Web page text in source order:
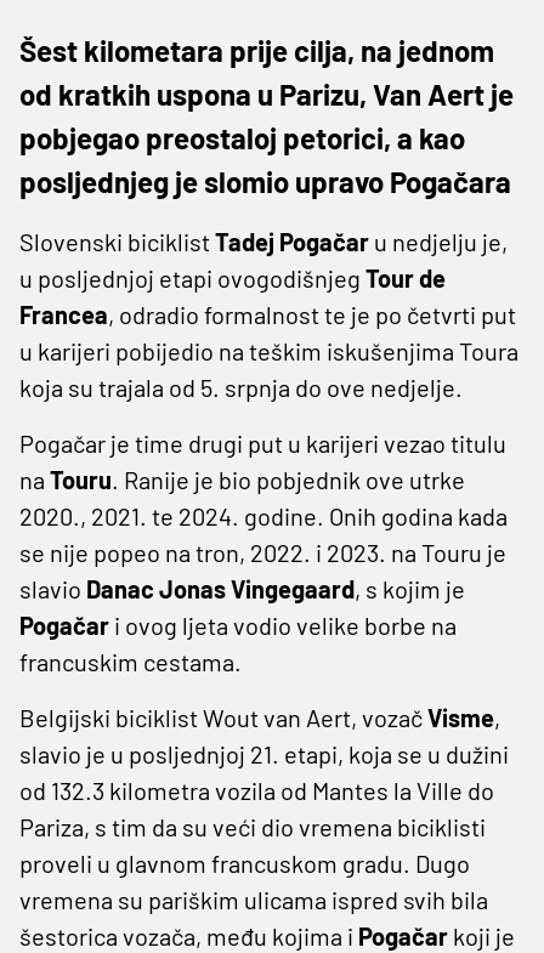
Šest kilometara prije cilja, na jednom
od kratkih uspona u Parizu, Van Aert je
pobjegao preostaloj petorici, a kao
posljednjeg je slomio upravo Pogačara
Slovenski biciklistTadej Pogačar u nedjelju je,
u posljednjoj etapi ovogodišnjeg Tour de
Francea, odradio formalnost te je po četvrti put
u karijeri pobijedio na teškim iskušenjima Toura
koja su trajala od 5. srpnja do ove nedjelje.
Pogačar je time drugi put u karijeri vezao titulu
na Touru. Ranije je bio pobjednik ove utrke
2020., 2021. te 2024. godine. Onih godina kada
se nije popeo na tron, 2022. i 2023. na Touru je
slavio Danac Jonas Vingegaard, s kojim je
Pogačar i ovog ljeta vodio velike borbe na
francuskim cestama.
Belgijski biciklist Wout van Aert, vozačVisme,
slavio je u posljednjoj 21. etapi, koja se u dužini
od 132.3 kilometra vozila od Mantes la Ville do
Pariza, s tim da su veći dio vremena biciklisti
proveli u glavnom francuskom gradu. Dugo
vremena su pariškim ulicama ispred svih bila
šestorica vozača, među kojima i Pogačar koji je